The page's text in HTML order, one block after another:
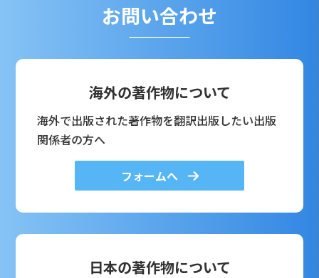
お問い合わせ
海外の著作物について
海外で出版された著作物を翻訳出版したい出版
関係者の方へ
フォームへ
日本の著作物について